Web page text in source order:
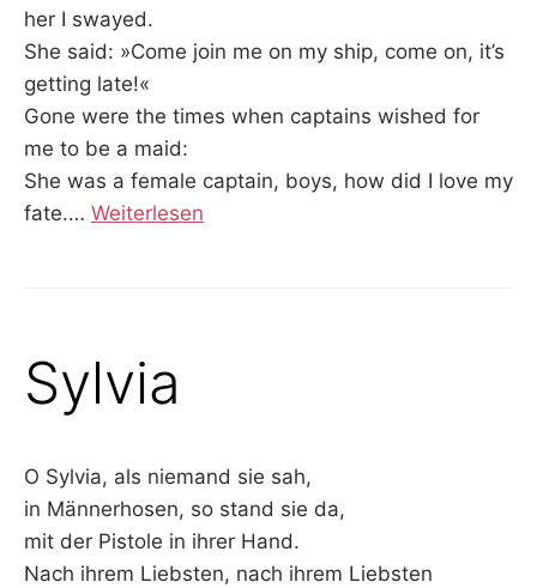
her I swayed.
She said: »Come join me on my ship, come on, it’s
getting late!«
Gone were the times when captains wished for
me to be a maid:
She was a female captain, boys, how did I love my
fate.… Weiterlesen
Sylvia
O Sylvia, als niemand sie sah,
in Männerhosen, so stand sie da,
mit der Pistole in ihrer Hand.
Nach ihrem Liebsten, nach ihrem Liebsten